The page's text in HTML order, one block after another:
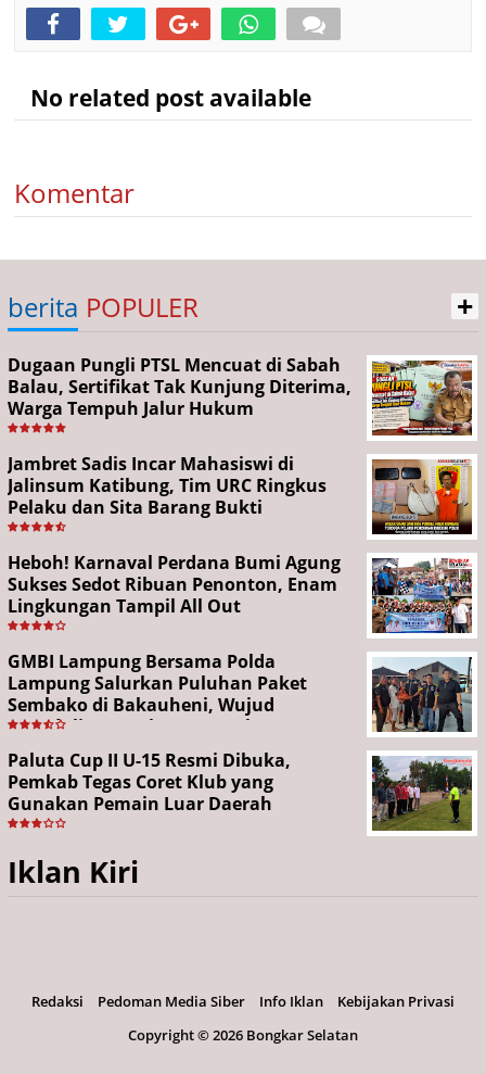
No related post available
Komentar
berita POPULER +
Dugaan Pungli PTSL Mencuat di Sabah
Balau, Sertifikat Tak Kunjung Diterima,
Warga Tempuh Jalur Hukum
Jambret Sadis Incar Mahasiswi di
Jalinsum Katibung, Tim URC Ringkus
Pelaku dan Sita Barang Bukti
Heboh! Karnaval Perdana Bumi Agung
Sukses Sedot Ribuan Penonton, Enam
Lingkungan Tampil All Out
GMBI Lampung Bersama Polda
Lampung Salurkan Puluhan Paket
Sembako di Bakauheni, Wujud
Kepedulian Sambut HUT RI ke-81
Paluta Cup II U-15 Resmi Dibuka,
Pemkab Tegas Coret Klub yang
Gunakan Pemain Luar Daerah
Iklan Kiri
Redaksi Pedoman Media Siber Info Iklan
Kebijakan Privasi
Copyright ©2026 Bongkar Selatan